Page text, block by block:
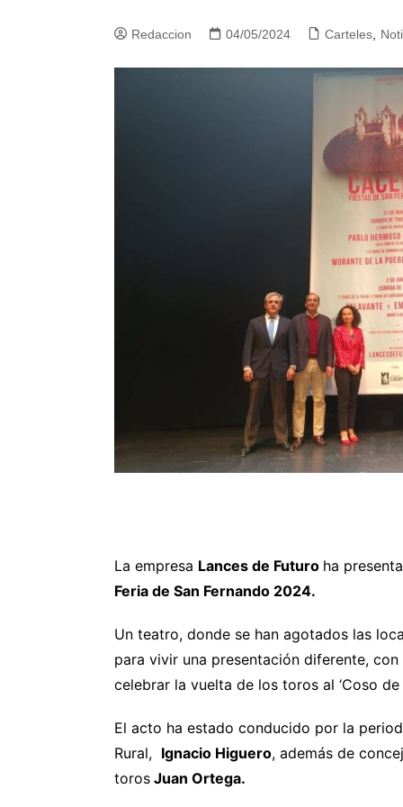
Redaccion 04/05/2024 Carteles,
La empresa Lances de Futuro ha
Feria de San Fernando 2024.
Un teatro, donde se han agotados las
para vivir una presentación diferente,
celebrar la vuelta de los toros al ‘Coso de
El acto ha estado conducido por la
Rural, Ignacio Higuero, además de
toros Juan Ortega.